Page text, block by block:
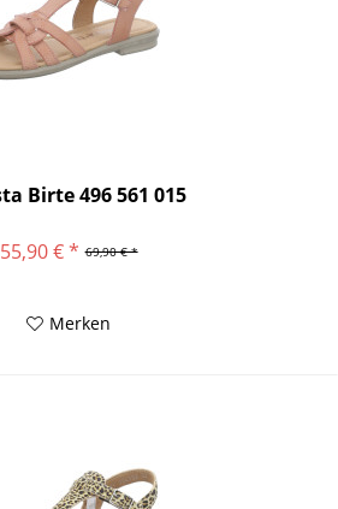
Birte 496 561 015
69,90 € *
55,90 € *
Merken